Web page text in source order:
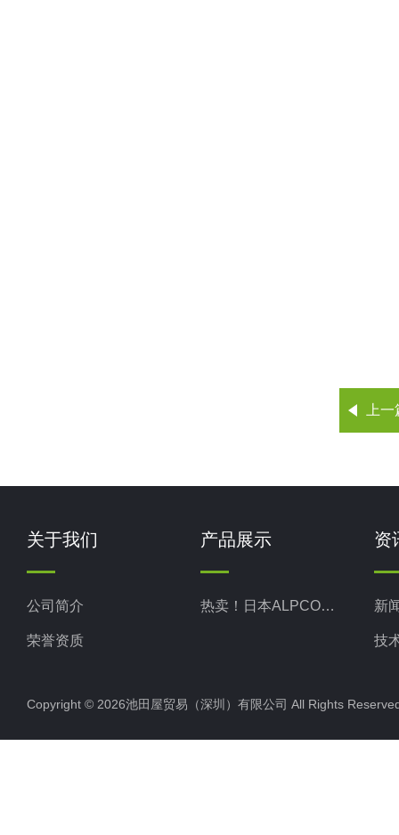
上
关于我们
公司简介
荣誉资质
产品展示
热卖！日本ALPCO阿尔普
资
新
技
Copyright © 2026池田屋贸易（深圳）有限公司 All Rights